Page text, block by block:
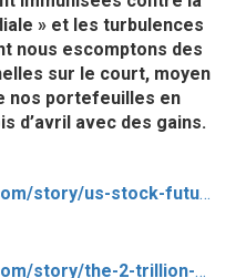
» et les turbulences
nous escomptons des
sur le court, moyen
nos portefeuilles en
d’avril avec des gains.
http://www.marketwatch.com/story/us-stock-futures-in-holding-pattern-ahead-of-earnings-deluge-2017-04-27
http://www.marketwatch.com/story/the-2-trillion-earnings-day-google-amazon-and-microsoft-top-frenzy-of-reports-2017-04-26